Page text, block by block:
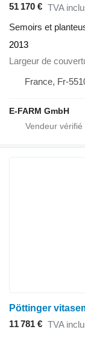
51 170 € TVA
Semoirs et
2013
Largeur de
France, Fr-
E-FARM GmbH
Pöttinger
11 781 € TVA